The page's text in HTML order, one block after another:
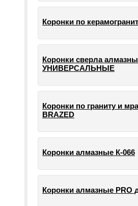
Коронки по
Коронки сверла
УНИВЕРСАЛЬНЫЕ
Коронки по граниту и
BRAZED
Коронки алмазные К-066
Коронки алмазные PRO